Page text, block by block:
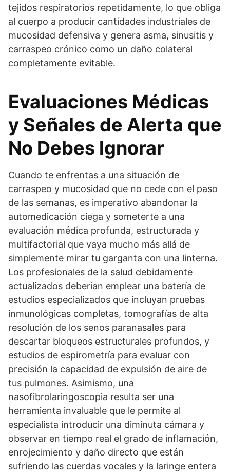
tejidos respiratorios repetidamente, lo que obliga
al cuerpo a producir cantidades industriales de
mucosidad defensiva y genera asma, sinusitis y
carraspeo crónico como un daño colateral
completamente evitable.
Evaluaciones Médicas
y Señales de Alerta que
No Debes Ignorar
Cuando te enfrentas a una situación de
carraspeo y mucosidad que no cede con el paso
de las semanas, es imperativo abandonar la
automedicación ciega y someterte a una
evaluación médica profunda, estructurada y
multifactorial que vaya mucho más allá de
simplemente mirar tu garganta con una linterna.
Los profesionales de la salud debidamente
actualizados deberían emplear una batería de
estudios especializados que incluyan pruebas
inmunológicas completas, tomografías de alta
resolución de los senos paranasales para
descartar bloqueos estructurales profundos, y
estudios de espirometría para evaluar con
precisión la capacidad de expulsión de aire de
tus pulmones. Asimismo, una
nasofibrolaringoscopia resulta ser una
herramienta invaluable que le permite al
especialista introducir una diminuta cámara y
observar en tiempo real el grado de inflamación,
enrojecimiento y daño directo que están
sufriendo las cuerdas vocales y la laringe entera